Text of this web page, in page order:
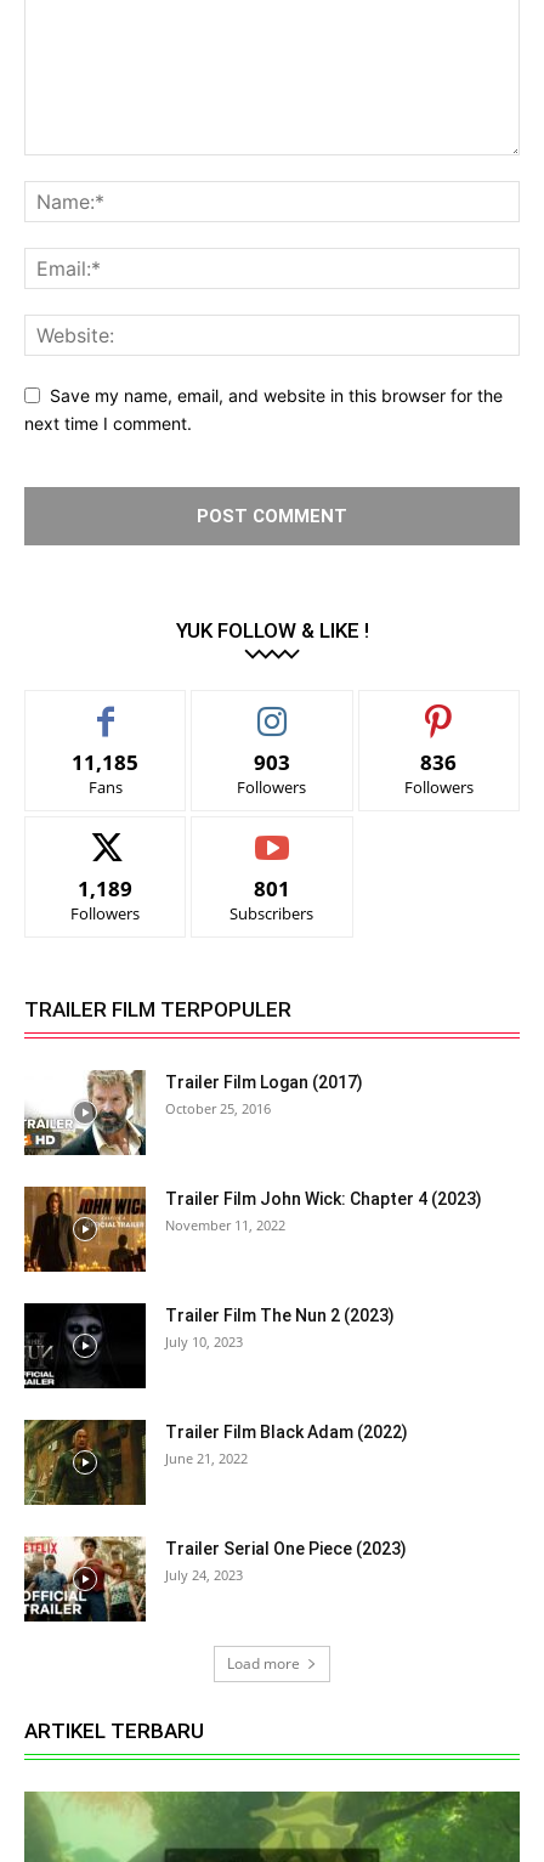
Save my name, email, and website in this browser for the
next time I comment.
YUK FOLLOW & LIKE !
11,185
Fans
903
Followers
836
Followers
1,189
Followers
801
Subscribers
TRAILER FILM TERPOPULER
Trailer Film Logan (2017)
October 25, 2016
Trailer Film John Wick: Chapter 4 (2023)
November 11, 2022
Trailer Film The Nun 2 (2023)
July 10, 2023
Trailer Film Black Adam (2022)
June 21, 2022
Trailer Serial One Piece (2023)
July 24, 2023
Load more
ARTIKEL TERBARU